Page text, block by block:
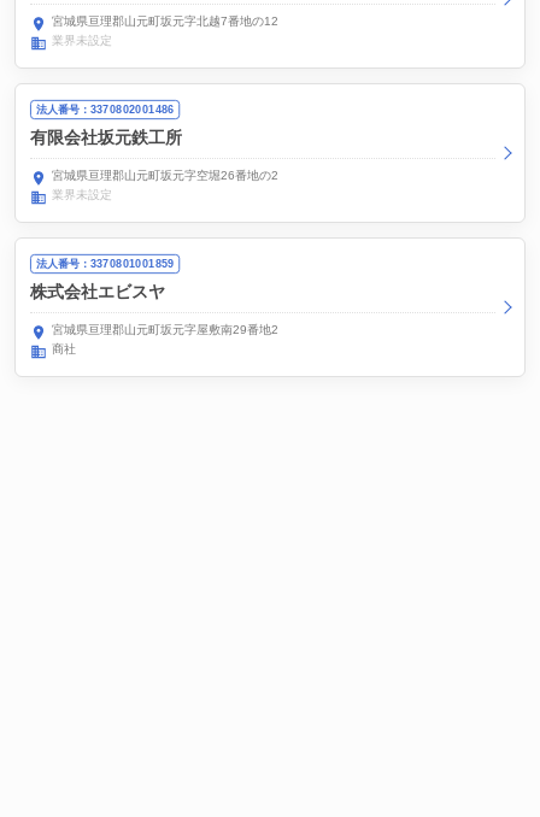
宮城県亘理郡山元町坂元字北越7番地の12
業界未設定
法人番号：3370802001486
有限会社坂元鉄工所
宮城県亘理郡山元町坂元字空堀26番地の2
業界未設定
法人番号：3370801001859
株式会社エビスヤ
宮城県亘理郡山元町坂元字屋敷南29番地2
商社